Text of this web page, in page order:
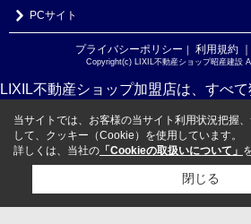
PCサイト
プライバシーポリシー ｜ 利用規約
Copyright(c) LIXIL不動産ショップ昭産建設
LIXIL不動産ショップ加盟店は、すべて
当サイトでは、お客様の当サイト利用状況把握
して、クッキー（Cookie）を使用しています。
詳しくは、当社の 「Cookieの取扱いについて」
閉じる